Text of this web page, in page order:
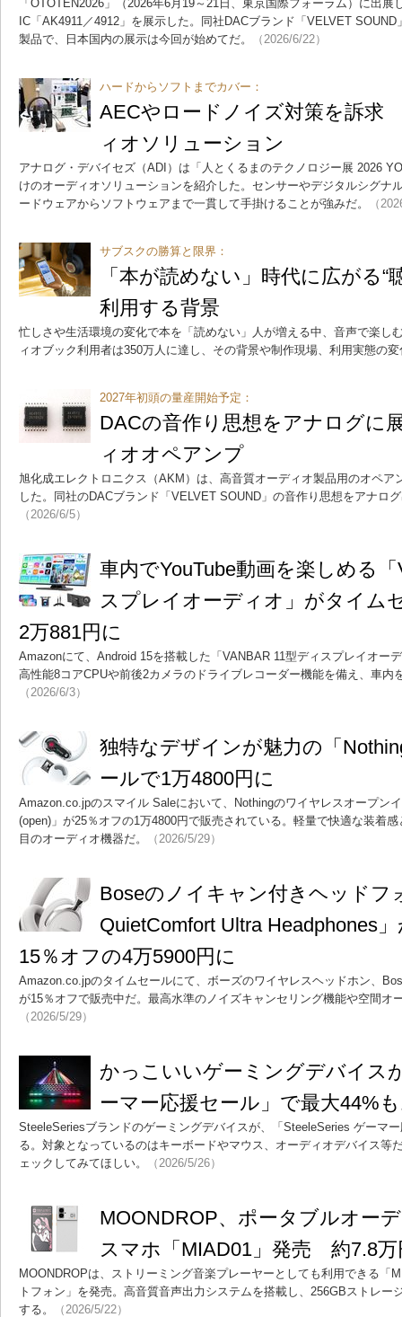
「OTOTEN2026」（2026年6月19～21日、東京国際フォーラム）に出
IC「AK4911／4912」を展示した。同社DACブランド「VELVET
製品で、日本国内の展示は今回が始めてだ。
（2026/6/22）
ハードからソフトまでカバー：
AECやロードノイズ対策を訴求
ィオソリューション
アナログ・デバイセズ（ADI）は「人とくるまのテクノロジー展 2026
けのオーディオソリューションを紹介した。センサーやデジタルシグナ
ードウェアからソフトウェアまで一貫して手掛けることが強みだ。
（
サブスクの勝算と限界：
「本が読めない」時代に広がる
利用する背景
忙しさや生活環境の変化で本を「読めない」人が増える中、音声で楽し
ィオブック利用者は350万人に達し、その背景や制作現場、利用実態の
2027年初頭の量産開始予定：
DACの音作り思想をアナログ
ィオオペアンプ
旭化成エレクトロニクス（AKM）は、高音質オーディオ製品用のオペア
した。同社のDACブランド「VELVET SOUND」の音作り思想をアナロ
（2026/6/5）
車内でYouTube動画を楽しめる
スプレイオーディオ」がタイム
2万881円に
Amazonにて、Android 15を搭載した「VANBAR 11型ディスプレイオー
高性能8コアCPUや前後2カメラのドライブレコーダー機能を備え、車内
（2026/6/3）
独特なデザインが魅力の「
ールで1万4800円に
Amazon.co.jpのスマイル Saleにおいて、Nothingのワイヤレスオープン
(open)」が25％オフの1万4800円で販売されている。軽量で快適な装着
目のオーディオ機器だ。
（2026/5/29）
Boseのノイキャン付きヘッドフ
QuietComfort Ultra Headphones
15％オフの4万5900円に
Amazon.co.jpのタイムセールにて、ボーズのワイヤレスヘッドホン、
が15％オフで販売中だ。最高水準のノイズキャンセリング機能や空間オ
（2026/5/29）
かっこいいゲーミングデバイス
ーマー応援セール」で最大44%
SteeleSeriesブランドのゲーミングデバイスが、「SteeleSeries ゲーマ
る。対象となっているのはキーボードやマウス、オーディオデバイス等
ェックしてみてほしい。
（2026/5/26）
MOONDROP、ポータブルオー
スマホ「MIAD01」発売 約7.8万
MOONDROPは、ストリーミング音楽プレーヤーとしても利用できる「
トフォン」を発売。高音質音声出力システムを搭載し、256GBストレー
する。
（2026/5/22）